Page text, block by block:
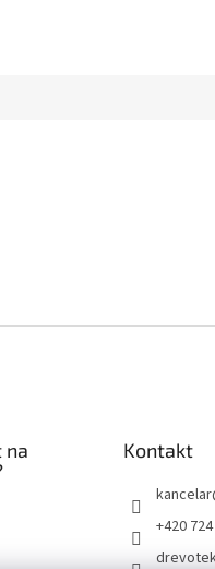
na
Kontakt
kancelar
+420